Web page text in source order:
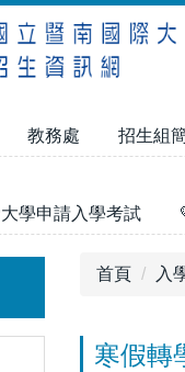
教務處 招生組
學申請入學考試
首頁 入
寒假轉